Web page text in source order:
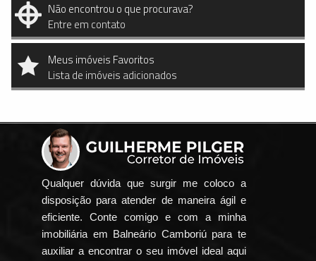
Não encontrou o que procurava?
Entre em contato
Meus imóveis Favoritos
Lista de imóveis adicionados
Qualquer dúvida que surgir me coloco a
disposição para atender de maneira ágil e
eficiente. Conte comigo e com a minha
imobiliária em Balneário Camboriú para te
auxiliar a encontrar o seu imóvel ideal aqui